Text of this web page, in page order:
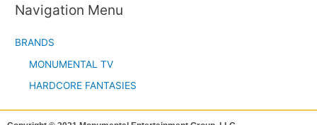
Navigation Menu
BRANDS
MONUMENTAL TV
HARDCORE FANTASIES